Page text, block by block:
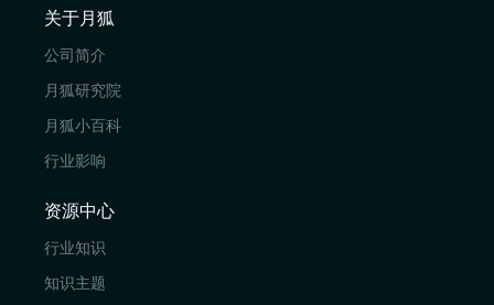
关于月狐
公司简介
月狐研究院
月狐小百科
行业影响
资源中心
行业知识
知识主题